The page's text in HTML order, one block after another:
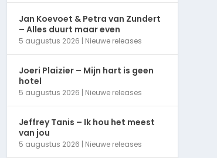
Jan Koevoet & Petra van Zundert
– Alles duurt maar even
5 augustus 2026 | Nieuwe releases
Joeri Plaizier – Mijn hart is geen
hotel
5 augustus 2026 | Nieuwe releases
Jeffrey Tanis – Ik hou het meest
van jou
5 augustus 2026 | Nieuwe releases